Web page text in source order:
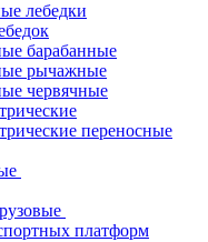
лебедки
барабанные
рычажные
червячные
переносные
платформ